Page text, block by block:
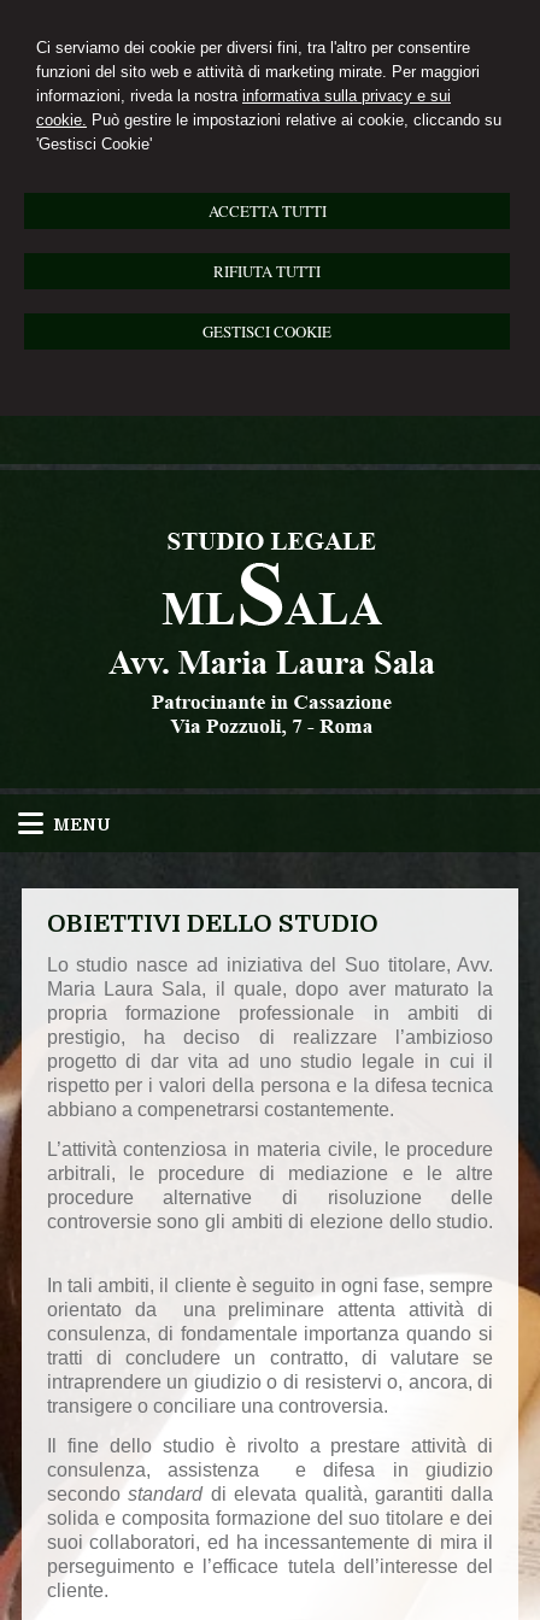
Ci serviamo dei cookie per diversi fini, tra l'altro per consentire
funzioni del sito web e attività di marketing mirate. Per maggiori
informazioni, riveda la nostra informativa sulla privacy e sui
cookie. Può gestire le impostazioni relative ai cookie, cliccando su
'Gestisci Cookie'
ACCETTA TUTTI
RIFIUTA TUTTI
GESTISCI COOKIE
MENU
OBIETTIVI DELLO STUDIO
Lo studio nasce ad iniziativa del Suo titolare, Avv.
Maria Laura Sala, il quale, dopo aver maturato la
propria formazione professionale in ambiti di
prestigio, ha deciso di realizzare l’ambizioso
progetto di dar vita ad uno studio legale in cui il
rispetto per i valori della persona e la difesa tecnica
abbiano a compenetrarsi costantemente.
L’attività contenziosa in materia civile, le procedure
arbitrali, le procedure di mediazione e le altre
procedure alternative di risoluzione delle
controversie sono gli ambiti di elezione dello studio.
In tali ambiti, il cliente è seguito in ogni fase, sempre
orientato da una preliminare attenta attività di
consulenza, di fondamentale importanza quando si
tratti di concludere un contratto, di valutare se
intraprendere un giudizio o di resistervi o, ancora, di
transigere o conciliare una controversia.
Il fine dello studio è rivolto a prestare attività di
consulenza, assistenza e difesa in giudizio
secondostandard di elevata qualità, garantiti dalla
solida e composita formazione del suo titolare e dei
suoi collaboratori, ed ha incessantemente di mira il
perseguimento e l’efficace tutela dell’interesse del
cliente.